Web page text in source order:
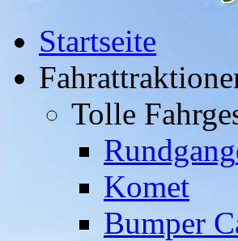
Startseite
Tolle
Rundgang
Komet
Bumper